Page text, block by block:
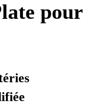
pour